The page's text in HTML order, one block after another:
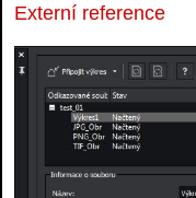
Externí reference